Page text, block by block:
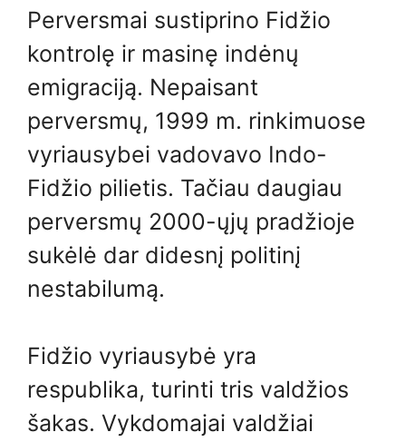
Perversmai sustiprino Fidžio
kontrolę ir masinę indėnų
emigraciją. Nepaisant
perversmų, 1999 m. rinkimuose
vyriausybei vadovavo Indo-
Fidžio pilietis. Tačiau daugiau
perversmų 2000-ųjų pradžioje
sukėlė dar didesnį politinį
nestabilumą.
Fidžio vyriausybė yra
respublika, turinti tris valdžios
šakas. Vykdomajai valdžiai